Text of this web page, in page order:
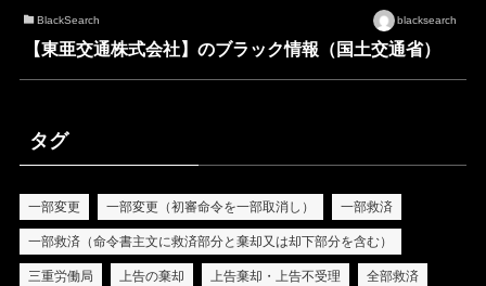
BlackSearch blacksearch
【東亜交通株式会社】のブラック情報（国土交通省）
タグ
一部変更 一部変更（初審命令を一部取消し） 一部救済
一部救済（命令書主文に救済部分と棄却又は却下部分を含む）
三重労働局 上告の棄却 上告棄却・上告不受理 全部救済